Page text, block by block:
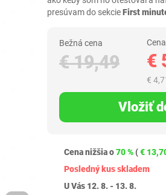
presúvam do sekcieFirst
Bežná cena
€ 19,49 €
€
Vložiť
Cena nižšia o70 % (€
Posledný kus skladem
U Vás 12. 8. - 13. 8.